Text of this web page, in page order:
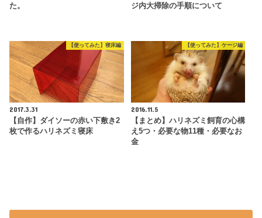
た。
ジ内大掃除の手順について
【使ってみた】寝床編
2017.3.31
【自作】ダイソーの赤い下敷き2
枚で作るハリネズミ寝床
【使ってみた】ケージ編
2016.11.5
【まとめ】ハリネズミ飼育の心構
え5つ・必要な物11種・必要なお
金